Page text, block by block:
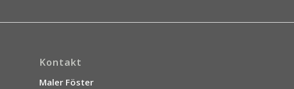
Kontakt
Maler Föster